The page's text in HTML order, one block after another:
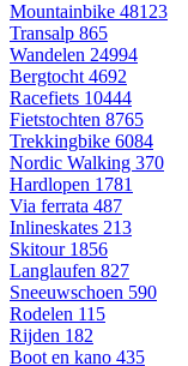
Mountainbike 48123
Transalp 865
Wandelen 24994
Bergtocht 4692
Racefiets 10444
Fietstochten 8765
Trekkingbike 6084
Nordic Walking 370
Hardlopen 1781
Via ferrata 487
Inlineskates 213
Skitour 1856
Langlaufen 827
Sneeuwschoen 590
Rodelen 115
Rijden 182
Boot en kano 435